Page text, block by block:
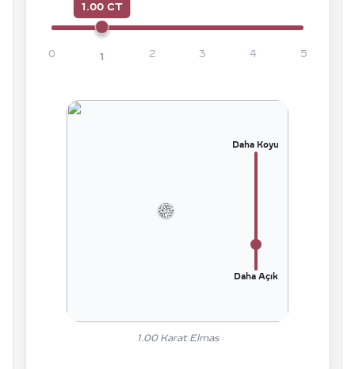
1.00 CT
0 1 2 3 4 5
Daha Koyu
Daha Açık
1.00Karat Elmas